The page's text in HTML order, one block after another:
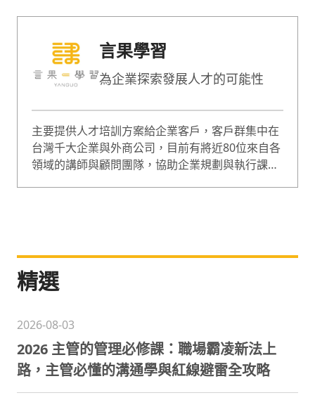
言果學習
為企業探索發展人才的可能性
主要提供人才培訓方案給企業客戶，客戶群集中在
台灣千大企業與外商公司，目前有將近80位來自各
領域的講師與顧問團隊，協助企業規劃與執行課
精選
2026-08-03
2026 主管的管理必修課：職場霸凌新法上
路，主管必懂的溝通學與紅線避雷全攻略